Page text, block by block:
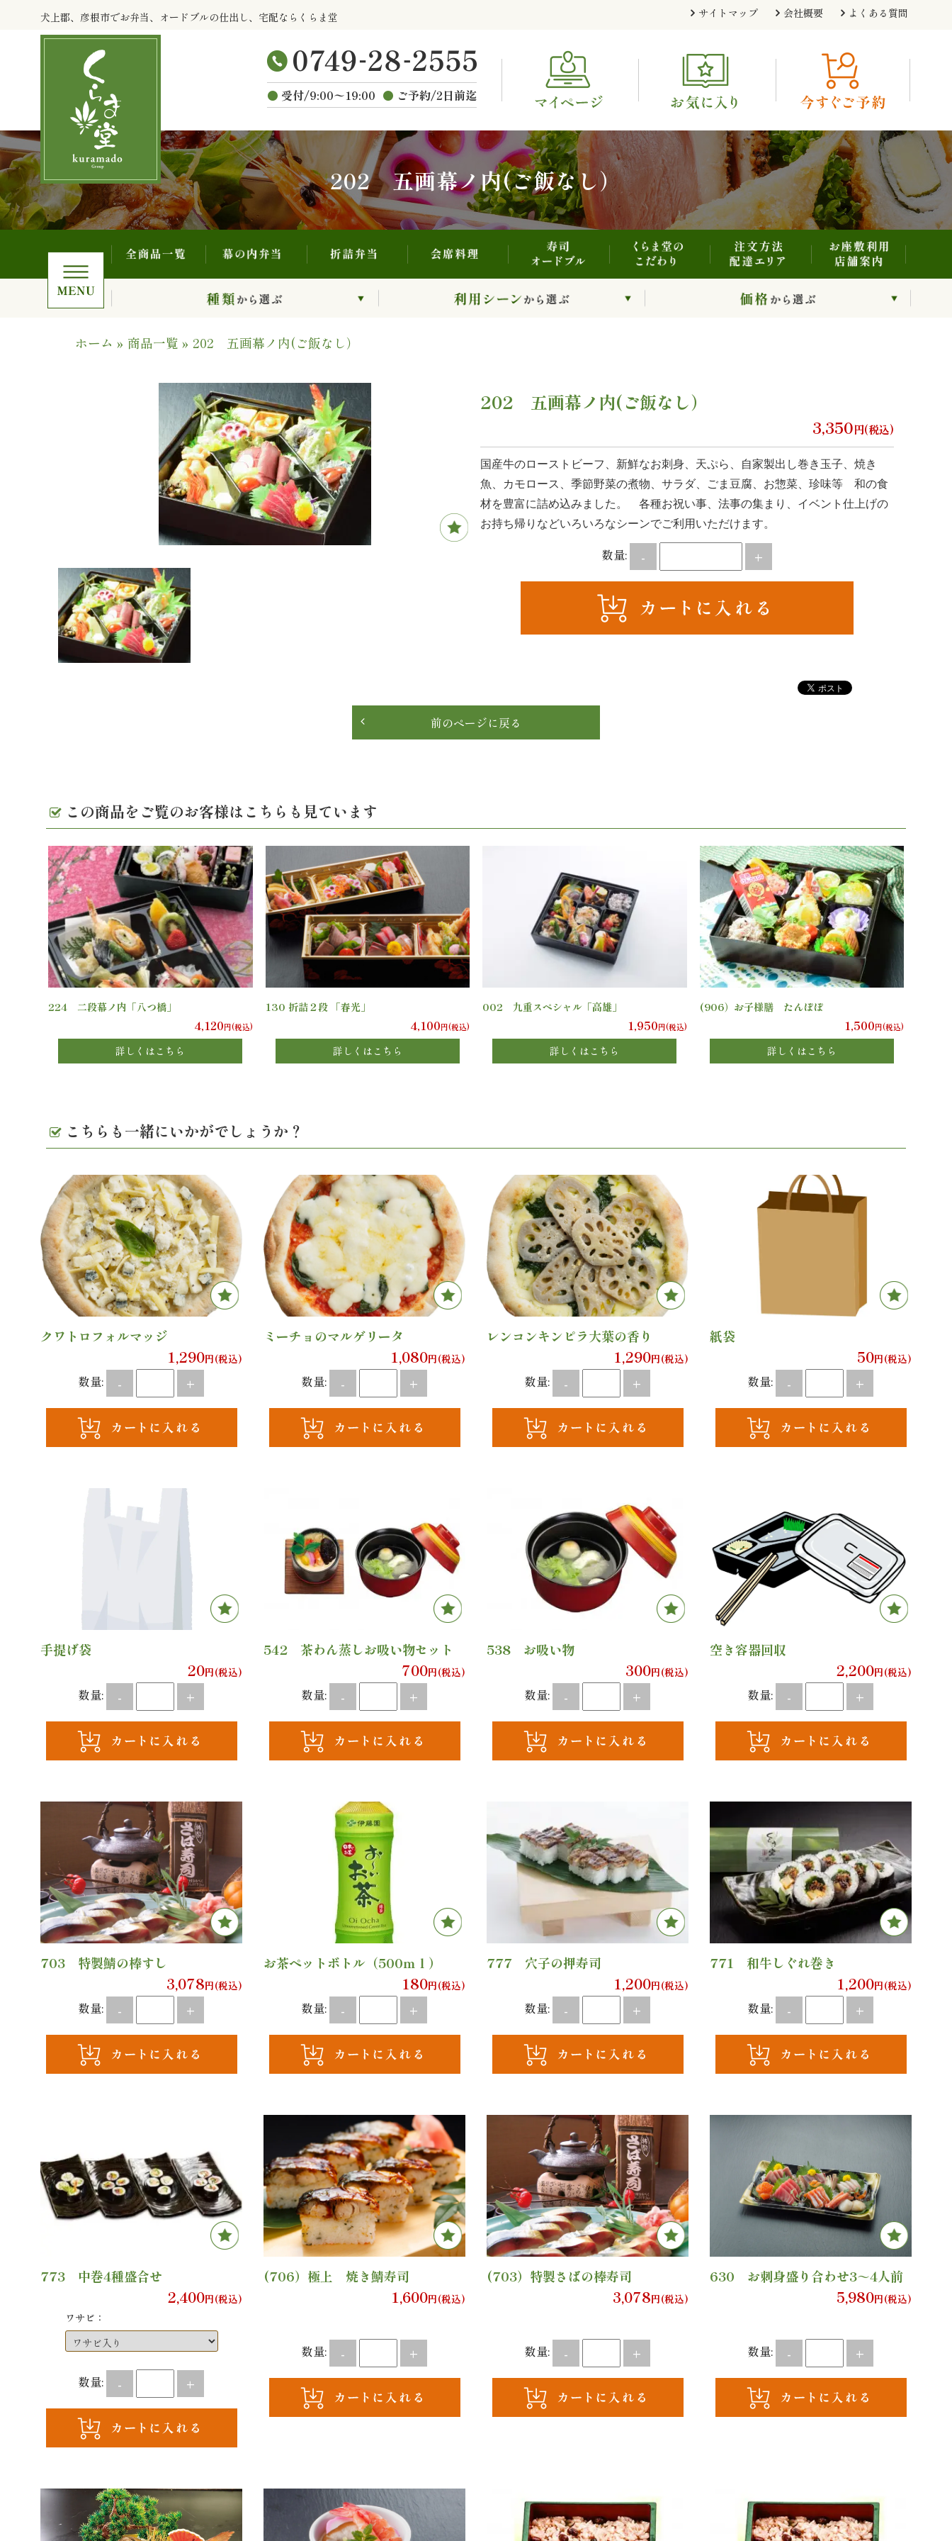
キ
ッ
プ
犬上郡、彦根市でお弁当、オードブルの仕出し、宅配ならくらま堂 サイトマップ 会社概要 よくある質問
受付/9:00〜19:00 ご予約/2日前迄
202 五画幕ノ内(ご飯なし）
全商品一覧 幕の内弁当
種類から選ぶ ご利用シーンから選ぶ 価格から選ぶ
ホーム » 商品一覧 » 202 五画幕ノ内(ご飯なし）
202 五画幕ノ内(ご飯なし）
3,350円(税込)
国産牛のローストビーフ、新鮮なお刺身、天ぷら、自家製出し巻き玉子、焼き
魚、カモロース、季節野菜の煮物、サラダ、ごま豆腐、お惣菜、珍味等 和の食
材を豊富に詰め込みました。 各種お祝い事、法事の集まり、イベント仕上げの
お持ち帰りなどいろいろなシーンでご利用いただけます。
数量: - +
前のページに戻る
この商品をご覧のお客様はこちらも見ています
224 二段幕ノ内「八つ橋」
4,120円(税込)
詳しくはこちら
130 折詰２段 「春光」
4,100円(税込)
詳しくはこちら
002 九重スペシャル「高雄」
1,950円(税込)
詳しくはこちら
(906）お子様膳 たんぽぽ
1,500円(税込)
詳しくはこちら
こちらも一緒にいかがでしょうか？
クワトロフォルマッジ
1,290円(税込)
数量: - +
ミーチョのマルゲリータ
1,080円(税込)
数量: - +
レンコンキンピラ大葉の香り
1,290円(税込)
数量: - +
紙袋
50円(税込)
数量: - +
手提げ袋
20円(税込)
数量: - +
542 茶わん蒸しお吸い物セット
700円(税込)
数量: - +
538 お吸い物
300円(税込)
数量: - +
空き容器回収
2,200円(税込)
数量: - +
703 特製鯖の棒すし
3,078円(税込)
数量: - +
お茶ペットボトル（500ｍｌ）
180円(税込)
数量: - +
777 穴子の押寿司
1,200円(税込)
数量: - +
771 和牛しぐれ巻き
1,200円(税込)
数量: - +
773 中巻4種盛合せ
2,400円(税込)
ワサビ：
数量: - +
(706）極上 焼き鯖寿司
1,600円(税込)
数量: - +
(703）特製さばの棒寿司
3,078円(税込)
数量: - +
630 お刺身盛り合わせ3～4人前
5,980円(税込)
数量: - +